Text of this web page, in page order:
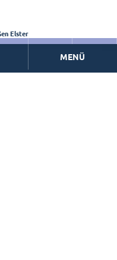
Christian Thieme
Elster
MENÜ